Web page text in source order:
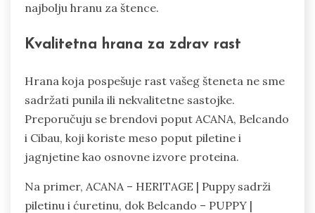
najbolju hranu za štence.
Kvalitetna hrana za zdrav rast
Hrana koja pospešuje rast vašeg šteneta ne sme
sadržati punila ili nekvalitetne sastojke.
Preporučuju se brendovi poput ACANA, Belcando
i Cibau, koji koriste meso poput piletine i
jagnjetine kao osnovne izvore proteina.
Na primer, ACANA – HERITAGE | Puppy sadrži
piletinu i ćuretinu, dok Belcando – PUPPY |